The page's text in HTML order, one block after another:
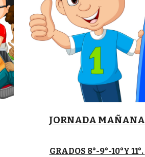
JORNADA MAÑANA
GRADOS 8°-9°-10°Y 11°.